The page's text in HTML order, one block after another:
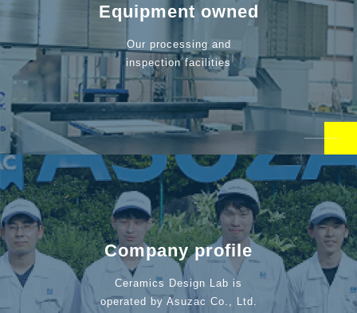
Equipment owned
Our processing and
inspection facilities
Company profile
Ceramics Design Lab is
operated by Asuzac Co., Ltd.